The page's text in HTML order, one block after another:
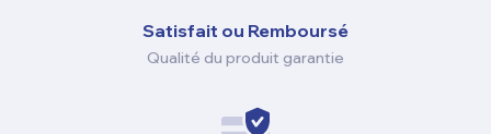
Satisfait ou Remboursé
Qualité du produit garantie